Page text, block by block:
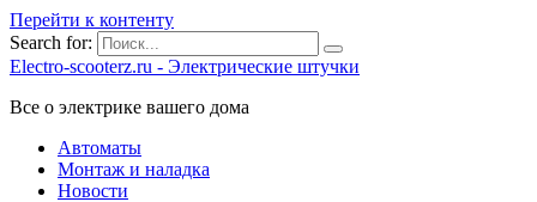
Перейти к контенту
Search for:
Electro-scooterz.ru - Электрические штучки
Все о электрике вашего дома
Автоматы
Монтаж и наладка
Новости